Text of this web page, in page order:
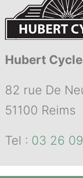
Hubert
82 rue De
51100 Reims
Tel : 03 26